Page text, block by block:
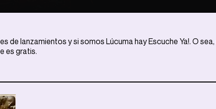
de lanzamientos y si somos Lúcuma hay Escuche Ya!. O
es gratis.